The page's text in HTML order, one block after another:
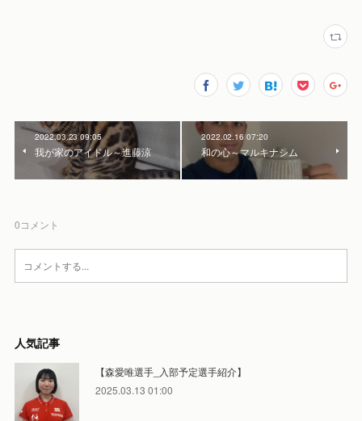
2022.03.23 09:05
我が家のアイドル～進藤涼
2022.02.16 07:20
和の心～マルキナシム
0コメント
人気記事
【森愛唯選手_入部予定選手紹介】
2025.03.13 01:00